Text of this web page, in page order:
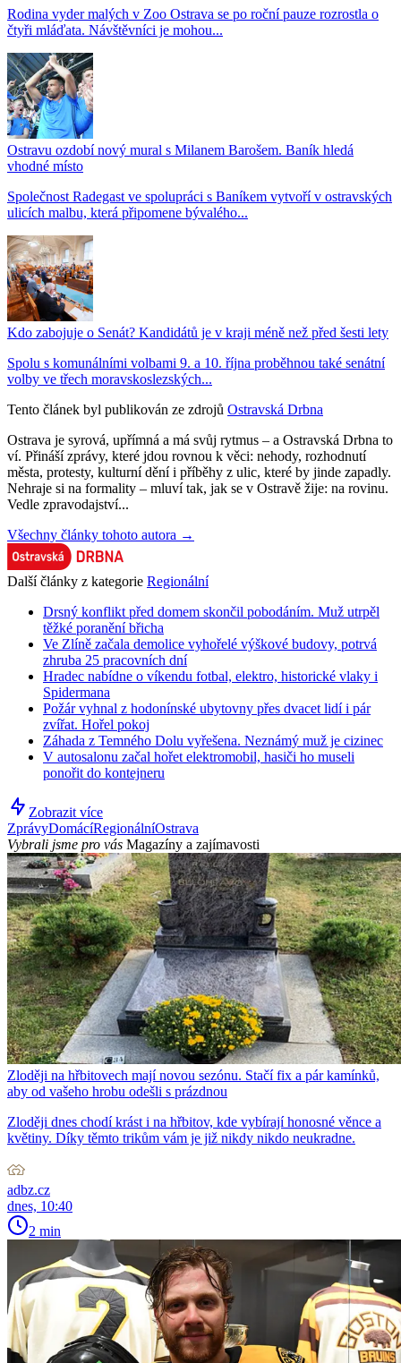
Rodina vyder malých v Zoo Ostrava se po roční pauze rozrostla o
čtyři mláďata. Návštěvníci je mohou...
Ostravu ozdobí nový mural s Milanem Barošem. Baník hledá
vhodné místo
Společnost Radegast ve spolupráci s Baníkem vytvoří v ostravských
ulicích malbu, která připomene bývalého...
Kdo zabojuje o Senát? Kandidátů je v kraji méně než před šesti lety
Spolu s komunálními volbami 9. a 10. října proběhnou také senátní
volby ve třech moravskoslezských...
Tento článek byl publikován ze zdrojů Ostravská Drbna
Ostrava je syrová, upřímná a má svůj rytmus – a Ostravská Drbna to
ví. Přináší zprávy, které jdou rovnou k věci: nehody, rozhodnutí
města, protesty, kulturní dění i příběhy z ulic, které by jinde zapadly.
Nehraje si na formality – mluví tak, jak se v Ostravě žije: na rovinu.
Vedle zpravodajství...
Všechny články tohoto autora →
Další články z kategorie Regionální
Drsný konflikt před domem skončil pobodáním. Muž utrpěl
těžké poranění břicha
Ve Zlíně začala demolice vyhořelé výškové budovy, potrvá
zhruba 25 pracovních dní
Hradec nabídne o víkendu fotbal, elektro, historické vlaky i
Spidermana
Požár vyhnal z hodonínské ubytovny přes dvacet lidí i pár
zvířat. Hořel pokoj
Záhada z Temného Dolu vyřešena. Neznámý muž je cizinec
V autosalonu začal hořet elektromobil, hasiči ho museli
ponořit do kontejneru
Zobrazit více
ZprávyDomácíRegionálníOstrava
Vybrali jsme pro vás Magazíny a zajímavosti
Zloději na hřbitovech mají novou sezónu. Stačí fix a pár kamínků,
aby od vašeho hrobu odešli s prázdnou
Zloději dnes chodí krást i na hřbitov, kde vybírají honosné věnce a
květiny. Díky těmto trikům vám je již nikdy nikdo neukradne.
adbz.cz
dnes, 10:40
2 min